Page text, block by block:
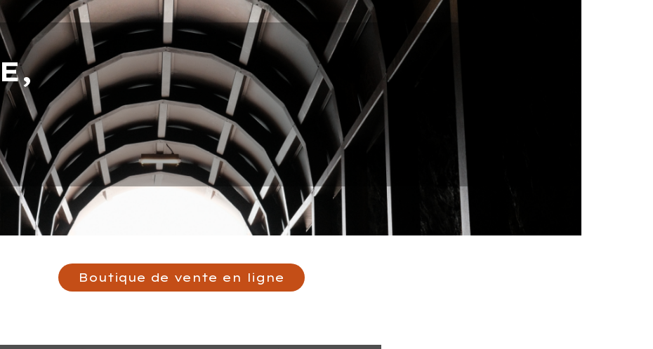
Boutique de vente en ligne